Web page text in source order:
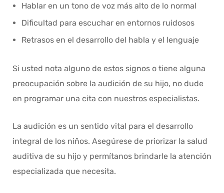
Hablar en un tono de voz más alto de lo normal
Dificultad para escuchar en entornos ruidosos
Retrasos en el desarrollo del habla y el lenguaje
Si usted nota alguno de estos signos o tiene alguna
preocupación sobre la audición de su hijo, no dude
en programar una cita con nuestros especialistas.
La audición es un sentido vital para el desarrollo
integral de los niños. Asegúrese de priorizar la salud
auditiva de su hijo y permítanos brindarle la atención
especializada que necesita.